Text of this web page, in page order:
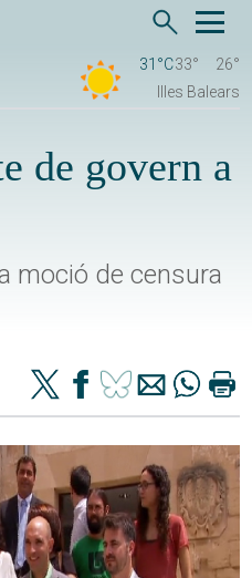
31°C33°
26°
Illes Balears
de govern a
moció de censura